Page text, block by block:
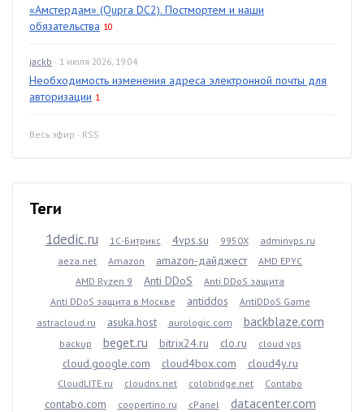
«Амстердам» (Qupra DC2). Постмортем и наши
обязательства 10
jackb · 1 июля 2026, 19:04
Необходимость изменения адреса электронной почты для
авторизации 1
Весь эфир · RSS
Теги
1dedic.ru 1С-Битрикс 4vps.su 9950X
adminvps.ru
aeza.net
Amazon amazon-дайджест
AMD EPYC
AMD Ryzen 9
Anti DDoS
Anti DDoS защита
Anti DDoS защита в Москве
antiddos
AntiDDoS Game
astracloud.ru
asuka.host aurologic.com backblaze.com
backup beget.ru bitrix24.ru clo.ru cloud vps
cloud.google.com cloud4box.com cloud4y.ru
CloudLITE.ru cloudns.net colobridge.net Contabo
contabo.com coopertino.ru cPanel datacenter.com